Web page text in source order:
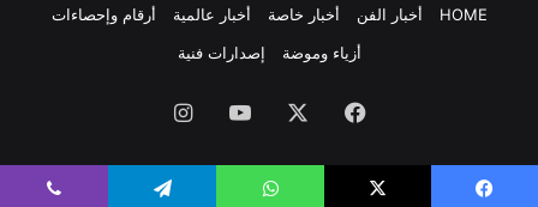
HOME
أخبار الفن أخبار خاصة أخبار عالمية
أرقام وإحصاءات
أزياء وموضة
إصدارات فنية
فيسبوك ‫YouTube